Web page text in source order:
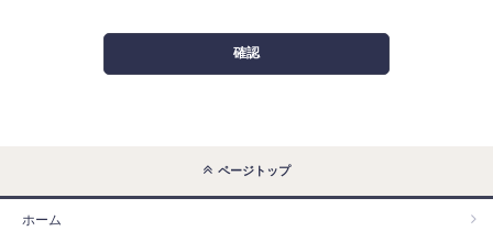
確認
ページトップ
ホーム